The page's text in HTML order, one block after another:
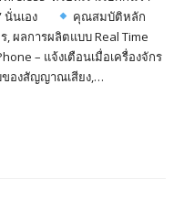
นั่นเอง
คุณสมบัติหลัก
, ผลการผลิตแบบ Real Time
– แจ้งเตือนเมื่อเครื่องจักร
ของสัญญาณเสียง,…